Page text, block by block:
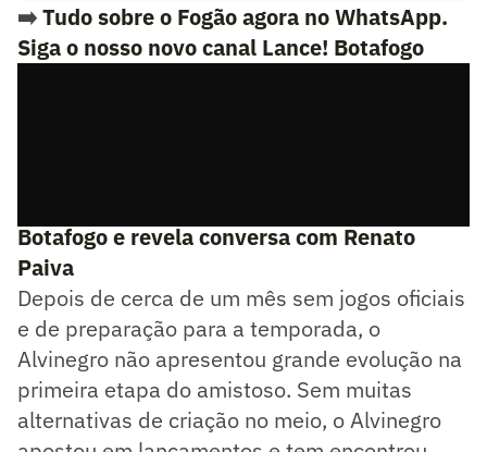
➡️Tudo sobre o Fogão agora no WhatsApp.
Siga o nosso novo canal Lance! Botafogo
Botafogo e revela conversa com Renato
Paiva
Depois de cerca de um mês sem jogos oficiais
e de preparação para a temporada, o
Alvinegro não apresentou grande evolução na
primeira etapa do amistoso. Sem muitas
alternativas de criação no meio, o Alvinegro